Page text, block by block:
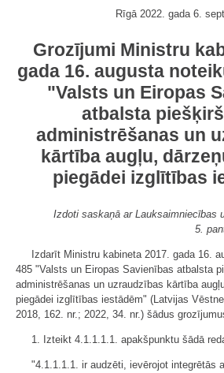
Rīgā 2022. gada 6.
Grozījumi Ministru
gada 16. augusta
"Valsts un Eiropas
atbalsta
administrēšanas un
kārtība augļu,
piegādei izglītības
Izdoti saskaņā ar Lauksaimniecības
5.
Izdarīt Ministru kabineta 2017. gada 16.
485 "Valsts un Eiropas Savienības atbalsta
administrēšanas un uzraudzības kārtība
piegādei izglītības iestādēm" (Latvijas
2018, 162. nr.; 2022, 34. nr.) šādus
1. Izteikt 4.1.1.1.1. apakšpunktu šādā
"4.1.1.1.1. ir audzēti, ievērojot integrētās